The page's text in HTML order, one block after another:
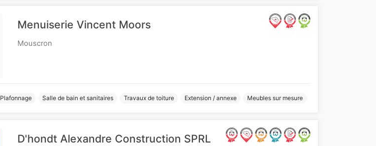
Menuiserie Vincent Moors
Mouscron
Plafonnage Salle de bain et sanitaires Travaux de toiture Extension / annexe Meubles sur mesure
D'hondt Alexandre Construction SPRL